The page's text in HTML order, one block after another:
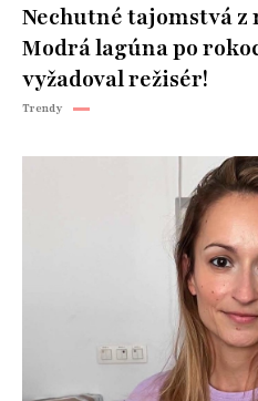
Nechutné tajomstvá
Modrá lagúna po
vyžadoval režisér!
Trendy